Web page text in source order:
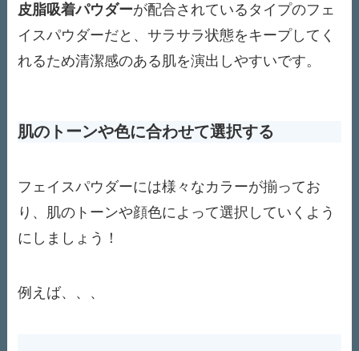
皮脂吸着パウダーが配合されているタイプのフェ
イスパウダーだと、サラサラ状態をキープしてく
れるため清潔感のある肌を演出しやすいです。
肌のトーンや色に合わせて選択する
フェイスパウダーには様々なカラーが揃ってお
り、肌のトーンや顔色によって選択していくよう
にしましょう！
例えば、、、